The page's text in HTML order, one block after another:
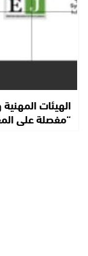
الهيئات
“مفصلة على